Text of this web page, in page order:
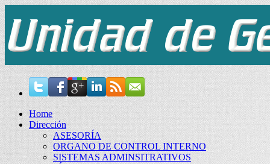
Home
Dirección
ASESORÍA
ORGANO DE CONTROL INTERNO
SISTEMAS ADMINSITRATIVOS